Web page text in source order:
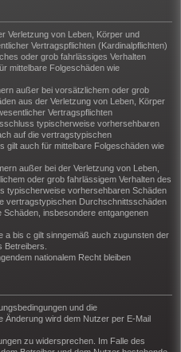
Verletzung von Leben, Körper und
Vertragspflichten (Kardinalpflichten)
oder grob fahrlässiges Verhalten
mittelbare Folgeschäden wie
außer bei vorsätzlichem oder grob
aus der Verletzung von Leben, Körper
Vertragspflichten
typischerweise vorhersehbaren
auf die vertragstypischen
gilt auch für mittelbare Folgeschäden wie
außer bei der Verletzung von Leben,
oder grob fahrlässigem Verhalten des
typischerweise vorhersehbaren Schäden
vertragstypischen Durchschnittsschäden
insbesondere entgangenen
a bis c gilt sinngemäß auch zugunsten der
Betreibers.
nationalem Recht bleiben
und die
Änderung wird dem Nutzer per E-Mail
zu widersprechen. Im Falle des